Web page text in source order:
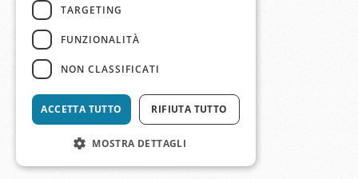
TARGETING
FUNZIONALITÀ
NON CLASSIFICATI
ACCETTA TUTTO RIFIUTA TUTTO
MOSTRA DETTAGLI